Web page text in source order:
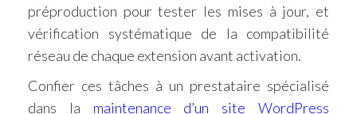
préproduction pour tester les mises à jour, et
vérification systématique de la compatibilité
réseau de chaque extension avant activation.
Confier ces tâches à un prestataire spécialisé
dans la maintenance d’un site WordPress